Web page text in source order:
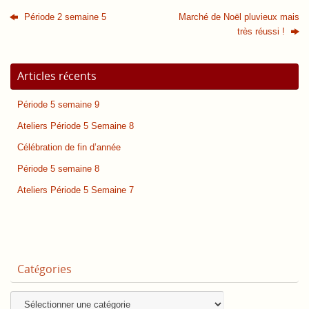
Période 2 semaine 5
Marché de Noël pluvieux mais
très réussi !
Articles récents
Période 5 semaine 9
Ateliers Période 5 Semaine 8
Célébration de fin d’année
Période 5 semaine 8
Ateliers Période 5 Semaine 7
Catégories